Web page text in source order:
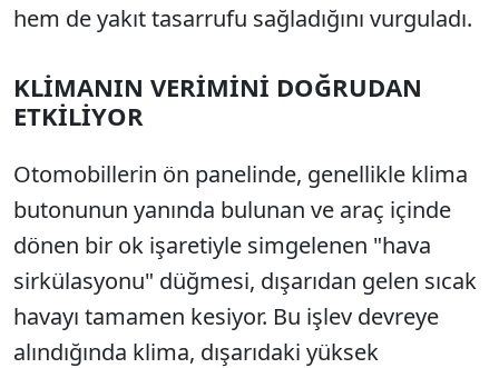
hem de yakıt tasarrufu sağladığını vurguladı.
KLİMANIN VERİMİNİ DOĞRUDAN
ETKİLİYOR
Otomobillerin ön panelinde, genellikle klima
butonunun yanında bulunan ve araç içinde
dönen bir ok işaretiyle simgelenen "hava
sirkülasyonu" düğmesi, dışarıdan gelen sıcak
havayı tamamen kesiyor. Bu işlev devreye
alındığında klima, dışarıdaki yüksek